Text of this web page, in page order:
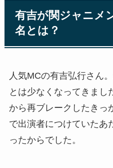
有吉が関ジャニメ
名とは？
人気MCの有吉弘行さん
とは少なくなってきまし
から再ブレークしたきっ
で出演者につけていたあ
ったからでした。